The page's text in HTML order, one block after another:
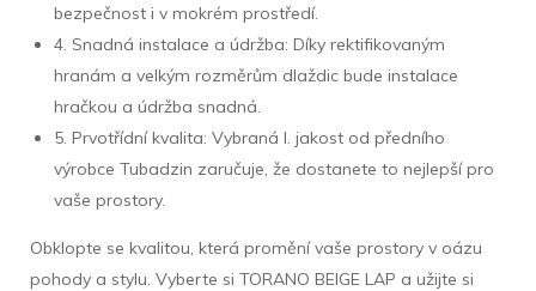
bezpečnost i v mokrém prostředí.
4. Snadná instalace a údržba: Díky rektifikovaným
hranám a velkým rozměrům dlaždic bude instalace
hračkou a údržba snadná.
5. Prvotřídní kvalita: Vybraná I. jakost od předního
výrobce Tubadzin zaručuje, že dostanete to nejlepší pro
vaše prostory.
Obklopte se kvalitou, která promění vaše prostory v oázu
pohody a stylu. Vyberte si TORANO BEIGE LAP a užijte si